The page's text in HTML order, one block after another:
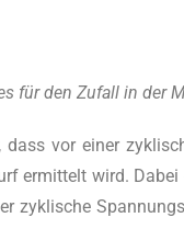
für den Zufall in der
dass vor einer
ermit­telt wird.
zykli­sche